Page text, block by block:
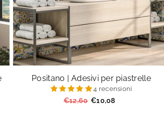
Positano | Adesivi per piastrelle
4 recensioni
Prezzo
€12,60 €10,08